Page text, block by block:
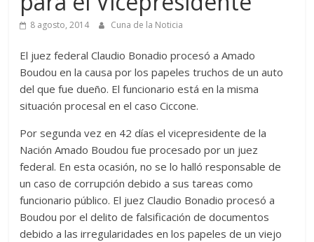
8 agosto, 2014 Cuna de la Noticia
El juez federal Claudio Bonadio procesó a Amado
Boudou en la causa por los papeles truchos de un auto
del que fue dueño. El funcionario está en la misma
situación procesal en el caso Ciccone.
Por segunda vez en 42 días el vicepresidente de la
Nación Amado Boudou fue procesado por un juez
federal. En esta ocasión, no se lo halló responsable de
un caso de corrupción debido a sus tareas como
funcionario público. El juez Claudio Bonadio procesó a
Boudou por el delito de falsificación de documentos
debido a las irregularidades en los papeles de un viejo